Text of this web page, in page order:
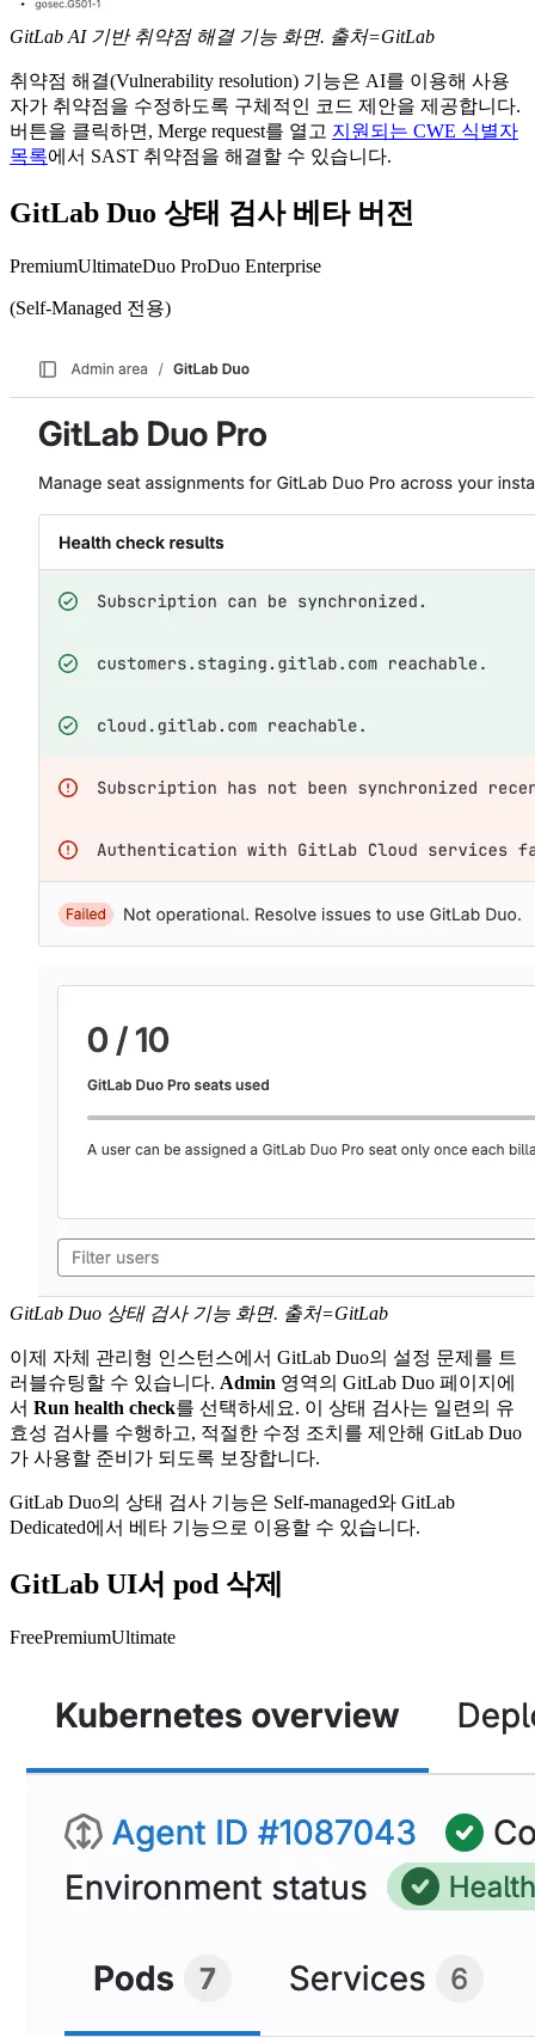
GitLab AI 기반 취약점 해결 기능 화면. 출처=GitLab
취약점 해결(Vulnerability resolution) 기능은 AI를 이용해 사용
자가 취약점을 수정하도록 구체적인 코드 제안을 제공합니다.
버튼을 클릭하면, Merge request를 열고 지원되는 CWE 식별자
목록에서 SAST 취약점을 해결할 수 있습니다.
GitLab Duo 상태 검사 베타 버전
PremiumUltimateDuo ProDuo Enterprise
(Self-Managed 전용)
GitLab Duo 상태 검사 기능 화면. 출처=GitLab
이제 자체 관리형 인스턴스에서 GitLab Duo의 설정 문제를 트
러블슈팅할 수 있습니다. Admin 영역의 GitLab Duo 페이지에
서 Run health check를 선택하세요. 이 상태 검사는 일련의 유
효성 검사를 수행하고, 적절한 수정 조치를 제안해 GitLab Duo
가 사용할 준비가 되도록 보장합니다.
GitLab Duo의 상태 검사 기능은 Self-managed와 GitLab
Dedicated에서 베타 기능으로 이용할 수 있습니다.
GitLab UI서 pod 삭제
FreePremiumUltimate